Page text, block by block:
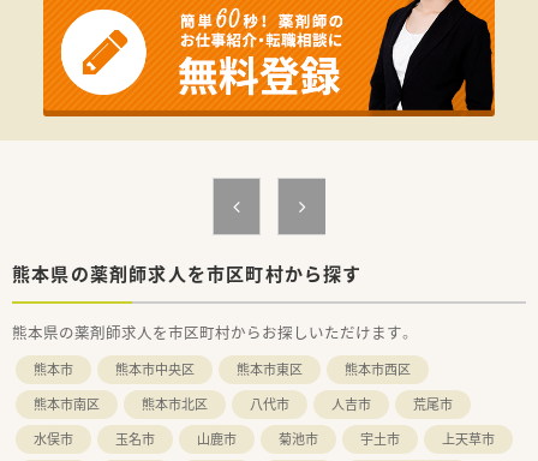
■外来は院外処方です。
熊本県の薬剤師求人を市区町村から探す
熊本県の薬剤師求人を市区町村からお探しいただけます。
熊本市 熊本市中央区 熊本市東区
熊本市西区
熊本市南区
熊本市北区 八代市 人吉市
荒尾市
水俣市
玉名市 山鹿市 菊池市 宇土市
上天草市